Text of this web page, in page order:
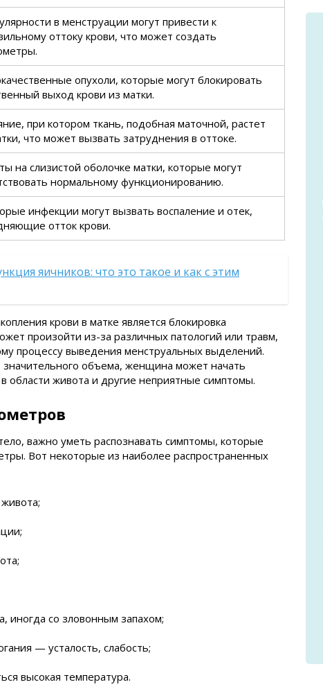
в менструации могут привести к
оттоку крови, что может создать
опухоли, которые могут блокировать
выход крови из матки.
при котором ткань, подобная маточной, растет
что может вызвать затруднения в оттоке.
на слизистой оболочке матки, которые могут
нормальному функционированию.
инфекции могут вызвать воспаление и отек,
отток крови.
яичников: что это такое и как с этим
крови в матке является блокировка
произойти из-за различных патологий или травм,
процессу выведения менструальных выделений.
значительного объема, женщина может начать
живота и другие неприятные симптомы.
важно уметь распознавать симптомы, которые
Вот некоторые из наиболее распространенных
иногда со зловонным запахом;
— усталость, слабость;
высокая температура.